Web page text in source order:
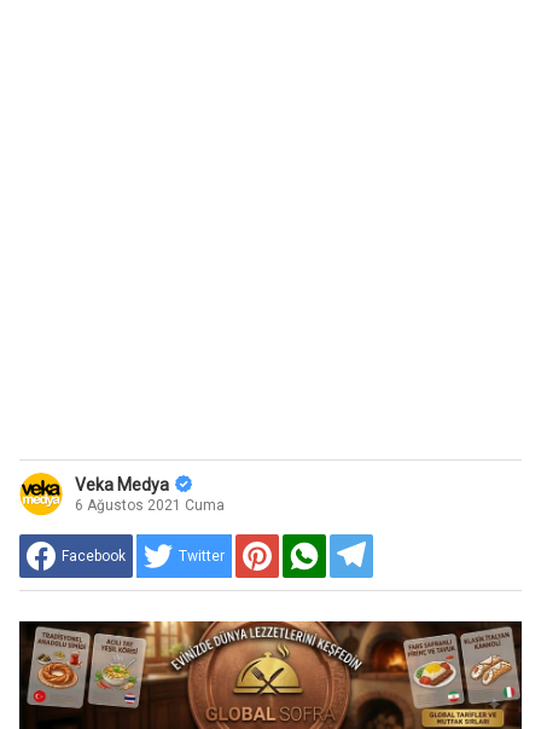
Veka Medya
6 Ağustos 2021 Cuma
Facebook Twitter